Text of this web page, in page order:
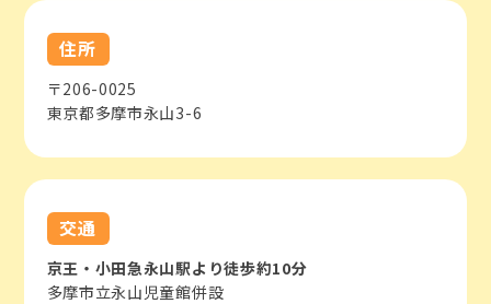
住所
〒206-0025
東京都多摩市永山3-6
交通
京王・小田急永山駅より徒歩約10分
多摩市立永山児童館併設